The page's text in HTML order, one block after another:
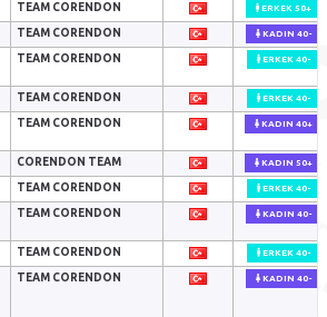
TEAM CORENDON ERKEK 50+
TEAM CORENDON KADIN 40-
TEAM CORENDON ERKEK 40-
TEAM CORENDON ERKEK 40-
TEAM CORENDON KADIN 40+
CORENDON TEAM KADIN 50+
TEAM CORENDON ERKEK 40-
TEAM CORENDON KADIN 40-
TEAM CORENDON ERKEK 40-
TEAM CORENDON KADIN 40-